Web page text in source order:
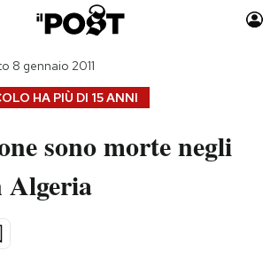
Auto
Moda
HA PIÙ DI 15 ANNI
8 gennaio 2011
sono morte negli
Algeria